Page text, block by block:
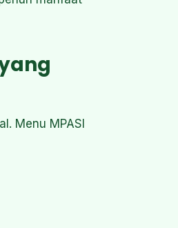
Menu MPASI